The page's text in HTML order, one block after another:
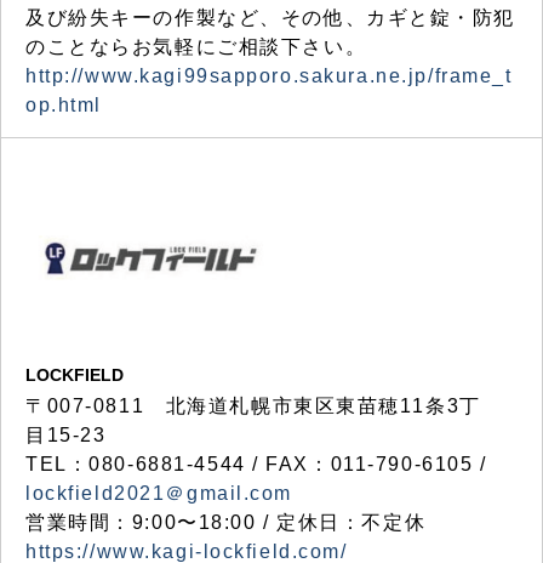
及び紛失キーの作製など、その他、カギと錠・防犯
のことならお気軽にご相談下さい。
http://www.kagi99sapporo.sakura.ne.jp/frame_t
op.html
LOCKFIELD
〒007-0811 北海道札幌市東区東苗穂11条3丁
目15-23
TEL：080-6881-4544 / FAX：011-790-6105 /
lockfield2021＠gmail.com
営業時間：9:00〜18:00 / 定休日：不定休
https://www.kagi-lockfield.com/